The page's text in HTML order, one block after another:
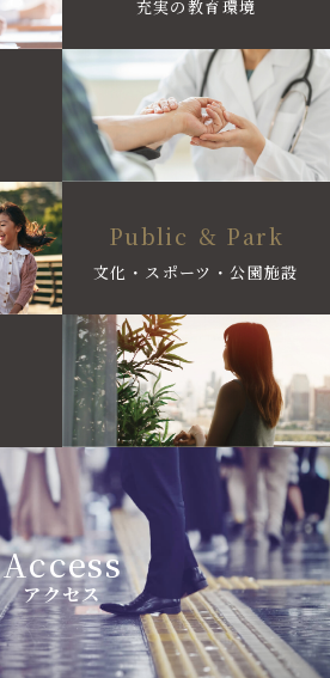
充実の教育環境
Public ＆ Park
文化・スポーツ・公園施設
Access
アクセス